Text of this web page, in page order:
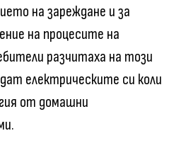
на зареждане и за
на процесите на
разчитаха на този
електрическите си коли
от домашни